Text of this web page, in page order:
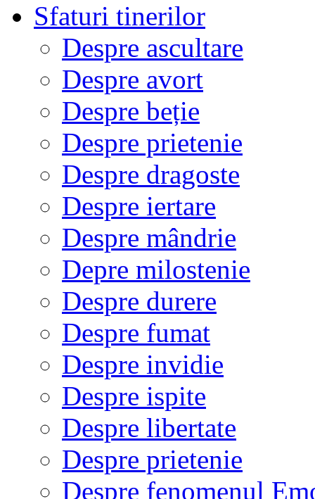
Sfaturi tinerilor
Despre ascultare
Despre avort
Despre beție
Despre prietenie
Despre dragoste
Despre iertare
Despre mândrie
Depre milostenie
Despre durere
Despre fumat
Despre invidie
Despre ispite
Despre libertate
Despre prietenie
Despre fenomenul